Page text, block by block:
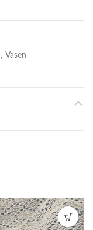
, Vasen